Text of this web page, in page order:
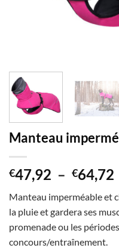
Manteau
€47,92 – €64,72
à
Manteau imperméable et
la pluie et gardera ses
promenade ou les
concours/entraînement.